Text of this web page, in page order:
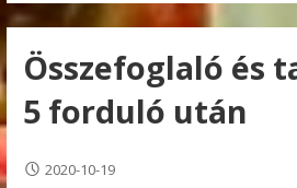
Összefoglaló és
5 forduló után
2020-10-19